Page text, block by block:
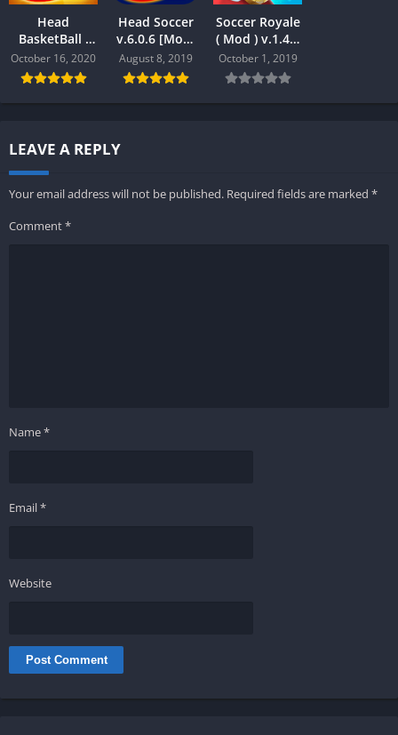
Head
BasketBall (
Mod ) v.2.3.3
Android
October 16, 2020
Head Soccer
v.6.0.6 [Mod]
Android
August 8, 2019
Soccer Royale
( Mod ) v.1.4.5
Android
October 1, 2019
LEAVE A REPLY
Your email address will not be published. Required fields are marked *
Comment*
Name*
Email*
Website